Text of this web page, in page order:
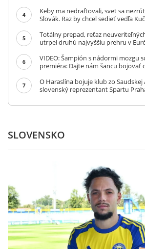
4
Keby ma nedraftovali, svet sa
Slovák. Raz by chcel sedieť vedľa
5
Totálny prepad, reťaz
utrpel druhú najvyššiu prehru v
6
VIDEO: Šampión s nádormi mozgu
premiéra: Dajte nám šancu bojovať
7
O Haraslína bojuje klub zo Saudskej
slovenský reprezentant Spartu
SLOVENSKO